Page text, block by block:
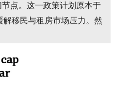
点。这一政策计划原本于
移民与租房市场压力。然